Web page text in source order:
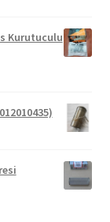
Kurutuculu